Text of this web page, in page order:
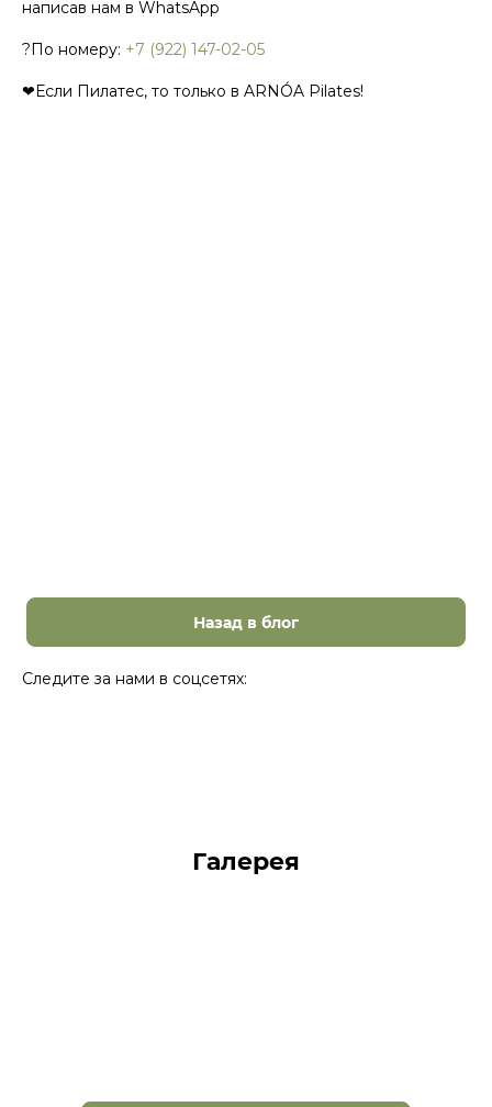
написав нам в WhatsApp
?По номеру: +7 (922) 147-02-05
❤Если Пилатес, то только в ARNÓA Pilates!
Назад в блог
Следите за нами в соцсетях:
Галерея